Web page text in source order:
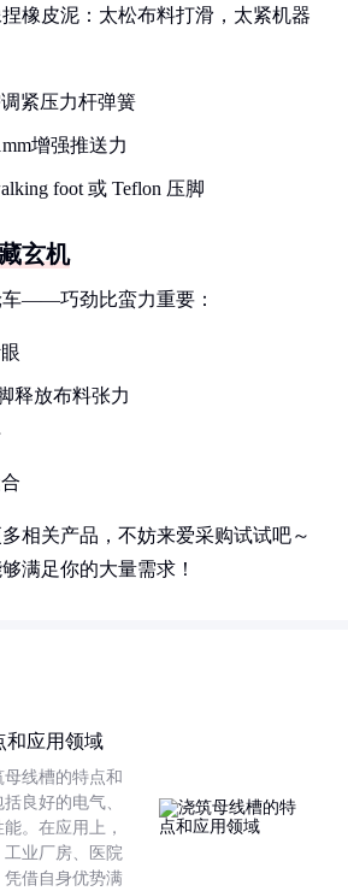
橡皮泥：太松布料打滑，太紧机器
调紧压力杆弹簧
增强推送力
foot 或 Teflon 压脚
玄机
——巧劲比蛮力重要：
释放布料张力
相关产品，不妨来爱采购试试吧～
满足你的大量需求！
和应用领域
线槽的特点和
良好的电气、
。在应用上，
业厂房、医院
借自身优势满